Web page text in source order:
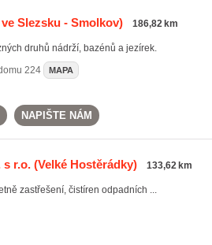
Slezsku - Smolkov) 186,82 km
druhů nádrží, bazénů a jezírek.
224 MAPA
NAPIŠTE NÁM
s r.o.(Velké Hostěrádky) 133,62 km
zastřešení, čistíren odpadních ...